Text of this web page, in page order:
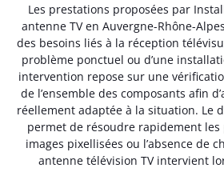
Les prestations proposées par
antenne TV en Auvergne-Rhône-
des besoins liés à la réception
problème ponctuel ou d’une
intervention repose sur une
de l’ensemble des composants afin
réellement adaptée à la situation. Le
permet de résoudre rapidement les
images pixellisées ou l’absence de
antenne télévision TV intervient